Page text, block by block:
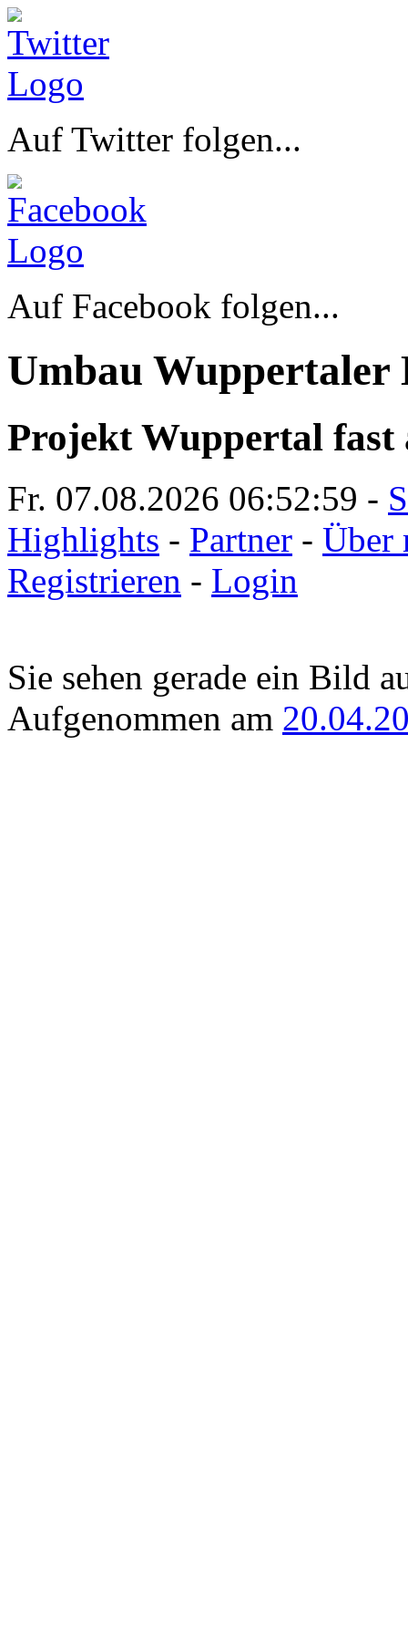
Auf Twitter folgen...
Auf Facebook folgen...
Umbau Wuppertaler
Projekt Wuppertal fast
Fr. 07.08.2026 06:52:59 -
Highlights - Partner - Über
Registrieren - Login
Sie sehen gerade ein Bild
Aufgenommen am